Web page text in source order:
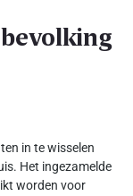
in te wisselen
Het ingezamelde
worden voor